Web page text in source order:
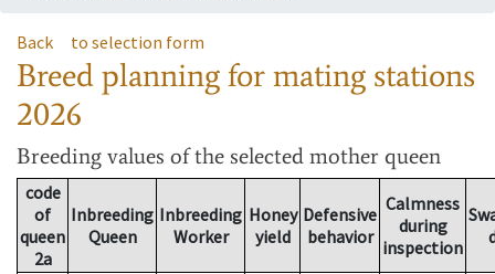
Back to selection form
Breed planning for mating stations
2026
Breeding values of the selected mother queen
code
of
queen
2a
Inbreeding
Queen
Inbreeding
Worker
Honey
yield
Defensive
behavior
Calmness
during
inspection